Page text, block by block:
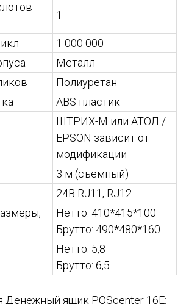
1
1 000 000
Металл
Полиуретан
ABS пластик
ШТРИХ-М или АТОЛ /
EPSON зависит от
модификации
3 м (съемный)
24В RJ11, RJ12
Нетто: 410*415*100
Брутто: 490*480*160
Нетто: 5,8
Брутто: 6,5
Денежный ящик POScenter 16E: